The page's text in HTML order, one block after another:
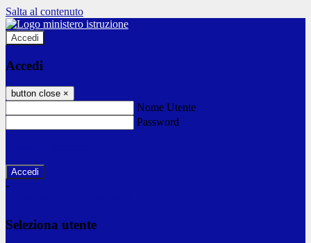
Salta al contenuto
Accedi
Accedi
button close ×
Nome Utente
Password
-
Seleziona utente